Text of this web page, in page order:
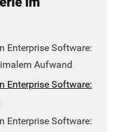
Enterprise Software:
Aufwand
Enterprise Software:
Enterprise Software: